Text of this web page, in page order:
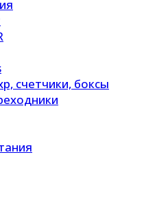
счетчики, боксы